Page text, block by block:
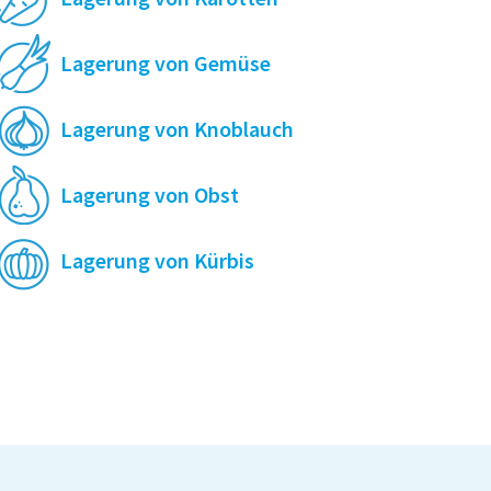
Lagerung von Gemüse
Lagerung von Knoblauch
Lagerung von Obst
Lagerung von Kürbis